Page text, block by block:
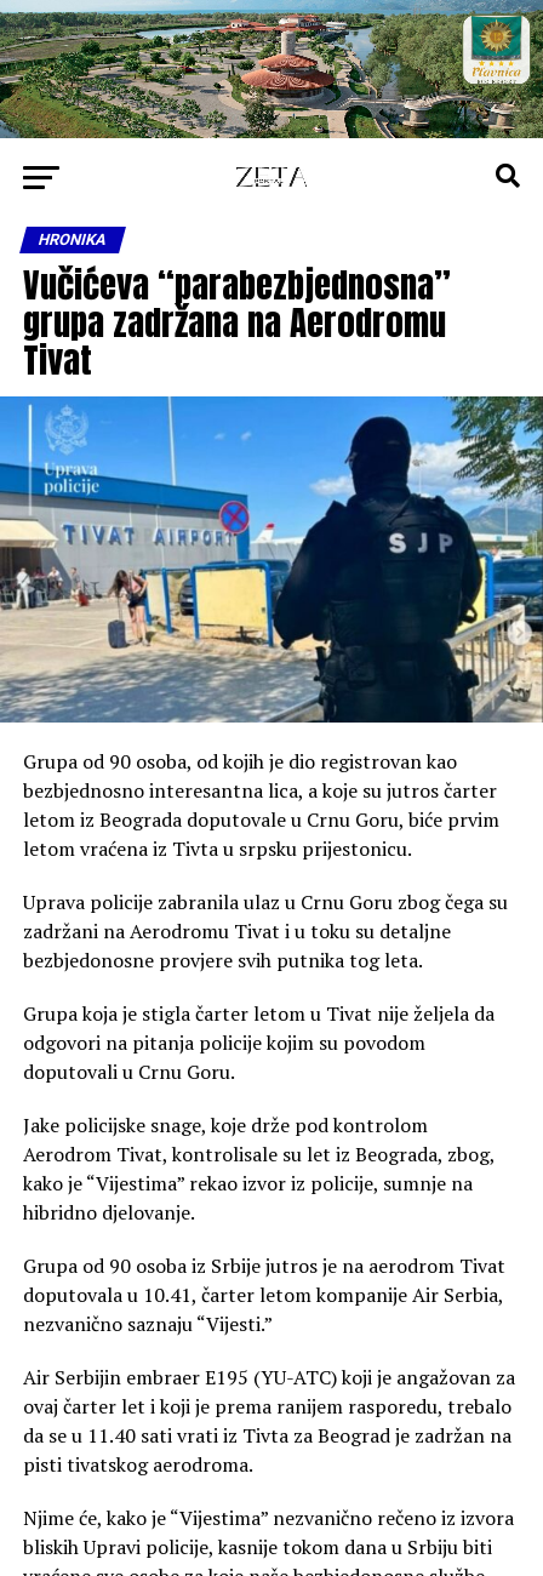
HRONIKA
Vučićeva “parabezbjednosna”
grupa zadržana na Aerodromu
Tivat
Grupa od 90 osoba, od kojih je dio registrovan kao
bezbjednosno interesantna lica, a koje su jutros čarter
letom iz Beograda doputovale u Crnu Goru, biće prvim
letom vraćena iz Tivta u srpsku prijestonicu.
Uprava policije zabranila ulaz u Crnu Goru zbog čega su
zadržani na Aerodromu Tivat i u toku su detaljne
bezbjedonosne provjere svih putnika tog leta.
Grupa koja je stigla čarter letom u Tivat nije željela da
odgovori na pitanja policije kojim su povodom
doputovali u Crnu Goru.
Jake policijske snage, koje drže pod kontrolom
Aerodrom Tivat, kontrolisale su let iz Beograda, zbog,
kako je “Vijestima” rekao izvor iz policije, sumnje na
hibridno djelovanje.
Grupa od 90 osoba iz Srbije jutros je na aerodrom Tivat
doputovala u 10.41, čarter letom kompanije Air Serbia,
nezvanično saznaju “Vijesti.”
Air Serbijin embraer E195 (YU-ATC) koji je angažovan za
ovaj čarter let i koji je prema ranijem rasporedu, trebalo
da se u 11.40 sati vrati iz Tivta za Beograd je zadržan na
pisti tivatskog aerodroma.
Njime će, kako je “Vijestima” nezvanično rečeno iz izvora
bliskih Upravi policije, kasnije tokom dana u Srbiju biti